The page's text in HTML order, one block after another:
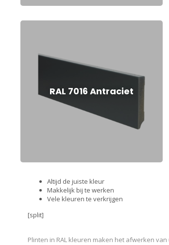
RAL 7016 Antraciet
Altijd de juiste kleur
Makkelijk bij te werken
Vele kleuren te verkrijgen
[split]
Plinten in RAL kleuren maken het afwerken